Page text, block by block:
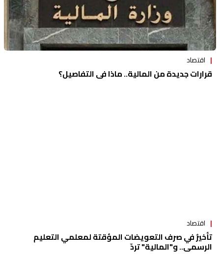
اقتصاد
قرارات جديدة من المالية.. ماذا في التفاصيل؟
اقتصاد
تأخيرٌ في صرف التعويضات المؤقتة لمعلمي التعليم
الرسمي.. و"المالية" تردّ